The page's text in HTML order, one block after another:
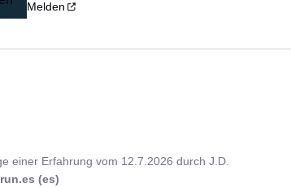
Melden
einer Erfahrung vom 12.7.2026 durchJ.D.
(es)